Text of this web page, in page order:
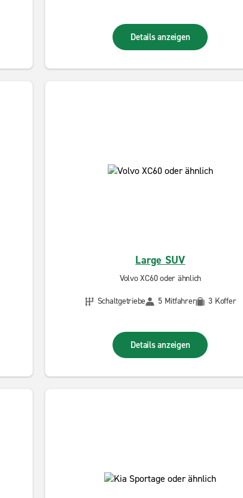
Details anzeigen
Large SUV
Volvo XC60 oder ähnlich
Schaltgetriebe
5 Mitfahrer 3 Koffer
Details anzeigen